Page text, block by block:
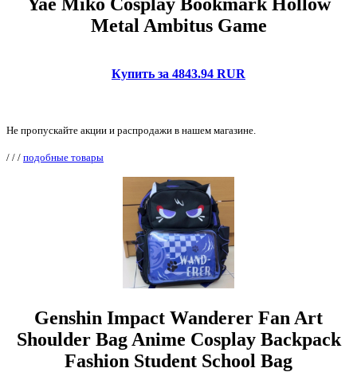
Yae Miko Cosplay Bookmark Hollow
Metal Ambitus Game
Купить за 4843.94 RUR
Не пропускайте акции и распродажи в нашем магазине.
/ / / подобные товары
Genshin Impact Wanderer Fan Art
Shoulder Bag Anime Cosplay Backpack
Fashion Student School Bag